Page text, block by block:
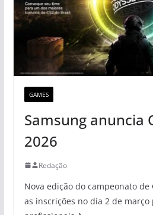
GAMES
Samsung anuncia
2026
Redação
Nova edição do campeonato
as inscrições no dia 2 de março